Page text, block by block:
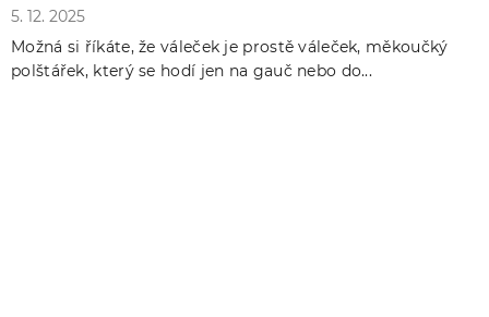
5. 12. 2025
Možná si říkáte, že váleček je prostě váleček, měkoučký
polštářek, který se hodí jen na gauč nebo do...